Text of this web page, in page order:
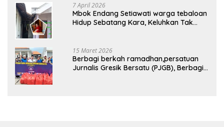
7 April 2026
Mbok Endang Setiawati warga tebaloan
Hidup Sebatang Kara, Keluhkan Tak
15 Maret 2026
Berbagi berkah ramadhan,persatuan
Jurnalis Gresik Bersatu (PJGB), Berbagi